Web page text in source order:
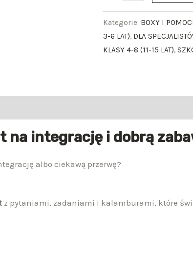
Kategorie: BOXY I
3-6 LAT), DLA
KLASY 4-8 (11-15 LAT),
na integrację i dobrą
albo ciekawą przerwę?
z pytaniami, zadaniami i kalamburami, które